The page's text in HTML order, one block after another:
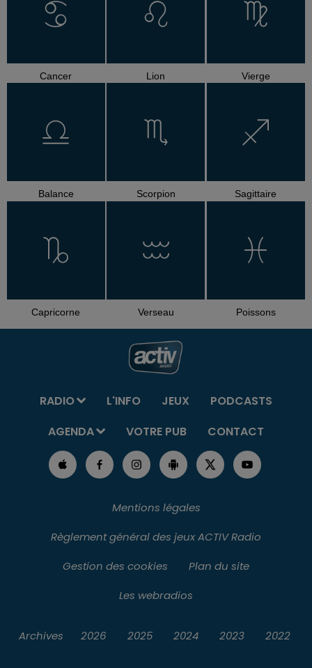
Cancer Lion Vierge
Balance Scorpion Sagittaire
Capricorne Verseau Poissons
RADIO L'INFO JEUX
PODCASTS
AGENDA
VOTRE PUB CONTACT
Mentions légales
Règlement général des jeux ACTIV Radio
Gestion des cookies
Plan du site
Les webradios
Archives 2026 2025 2024 2023 2022